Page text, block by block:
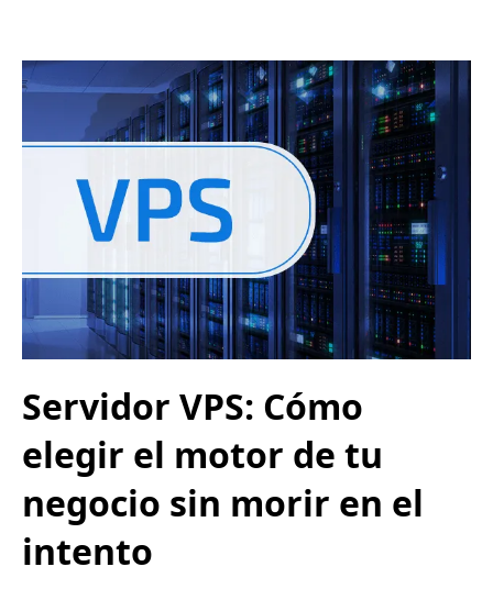
Servidor VPS: Cómo
elegir el motor de tu
negocio sin morir en el
intento